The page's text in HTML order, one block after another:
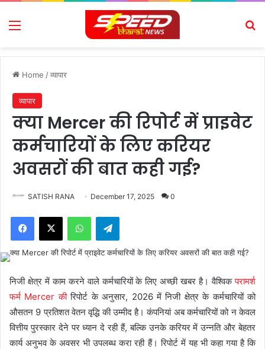
Menu
Home /व्यापार
व्यापार
क्या Mercer की रिपोर्ट में प्राइवेट
कर्मचारियों के लिए करियर
अवसरों की बात कही गई?
SATISH RANA December 17, 2025 0
Facebook
X WhatsAppTelegram
निजी क्षेत्र में काम करने वाले कर्मचारियों के लिए अच्छी खबर है। वैश्विकपरामर्श
फर्म Mercer कीरिपोर्ट के अनुसार, 2026 में निजी क्षेत्र के कर्मचारियों को
औसतन 9 प्रतिशत वेतन वृद्धि की उम्मीद है। कंपनियां अब कर्मचारियों को न केवल
वित्तीय पुरस्कार देने पर ध्यान दे रही हैं, बल्कि उनके करियर में उन्नति और बेहतर
कार्य अनुभव के अवसर भी उपलब्ध करा रही हैं। रिपोर्ट में यह भी कहा गया है कि